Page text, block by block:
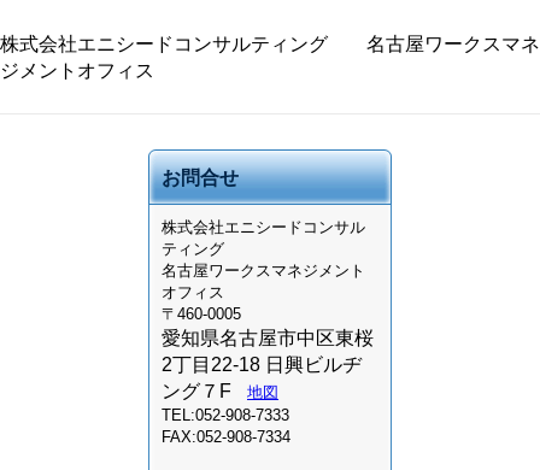
株式会社エニシードコンサルティング 名古屋ワークスマネ
ジメントオフィス
お問合せ
株式会社エニシードコンサル
ティング
名古屋ワークスマネジメント
オフィス
〒460-0005
愛知県名古屋市中区東桜
2丁目22-18 日興ビルヂ
ング７F
地図
TEL:052-908-7333
FAX:052-908-7334